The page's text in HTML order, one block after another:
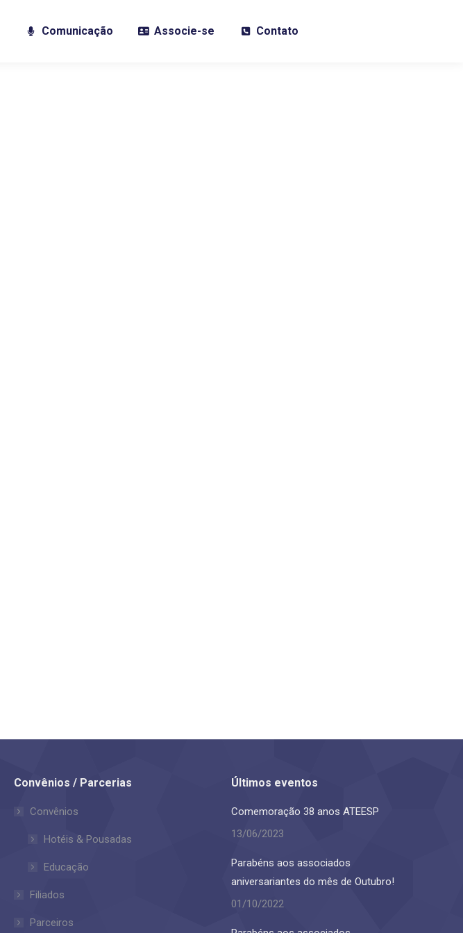
Comunicação Associe-se Contato
Convênios / Parcerias
Convênios
Hotéis & Pousadas
Educação
Filiados
Parceiros
Últimos eventos
Comemoração 38 anos ATEESP
13/06/2023
Parabéns aos associados
aniversariantes do mês de Outubro!
01/10/2022